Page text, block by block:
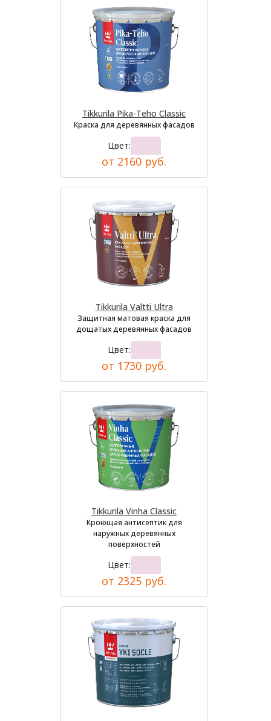
Tikkurila Pika-Teho Classic
Краска для деревянных фасадов
Цвет:
от 2160 руб.
Tikkurila Valtti Ultra
Защитная матовая краска для
дощатых деревянных фасадов
Цвет:
от 1730 руб.
Tikkurila Vinha Classic
Кроющая антисептик для
наружных деревянных
поверхностей
Цвет:
от 2325 руб.